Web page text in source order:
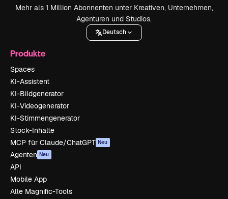
Mehr als 1 Million Abonnenten unter Kreativen, Unternehmen,
Agenturen und Studios.
Deutsch
Produkte
Spaces
KI-Assistent
KI-Bildgenerator
KI-Videogenerator
KI-Stimmengenerator
Stock-Inhalte
MCP für Claude/ChatGPT Neu
Agenten Neu
API
Mobile App
Alle Magnific-Tools